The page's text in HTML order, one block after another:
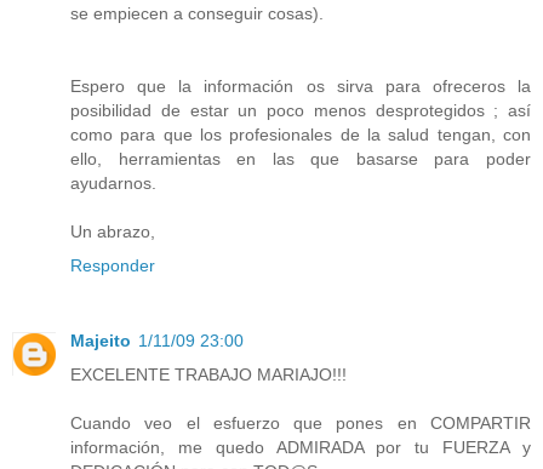
se empiecen a conseguir cosas).
Espero que la información os sirva para ofreceros la
posibilidad de estar un poco menos desprotegidos ; así
como para que los profesionales de la salud tengan, con
ello, herramientas en las que basarse para poder
ayudarnos.
Un abrazo,
Responder
Majeito 1/11/09 23:00
EXCELENTE TRABAJO MARIAJO!!!
Cuando veo el esfuerzo que pones en COMPARTIR
información, me quedo ADMIRADA por tu FUERZA y